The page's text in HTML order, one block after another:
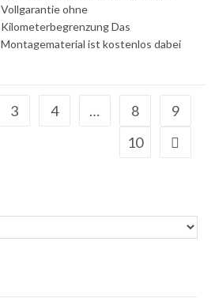
Vollgarantie ohne
Kilometerbegrenzung Das
Montagematerial ist kostenlos dabei
3 4 … 8
9
10